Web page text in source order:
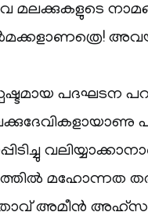
മലക്കുകളുടെ
പദഘടന
മഹോന്നത
അമീന്‍